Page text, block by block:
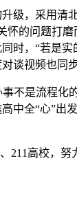
，采用清北
怀的问题打
时，“若是
谈视频也同
是流程化的
中全“心”出
高校，努